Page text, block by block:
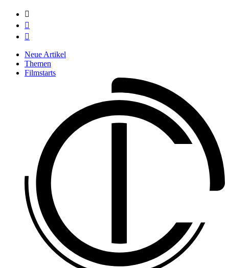



Neue Artikel
Themen
Filmstarts